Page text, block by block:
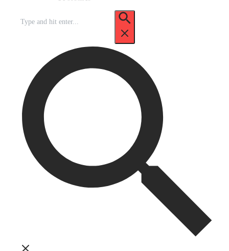
pour